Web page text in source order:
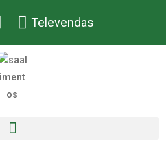
Televendas